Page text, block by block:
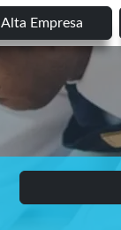
Alta Empresa